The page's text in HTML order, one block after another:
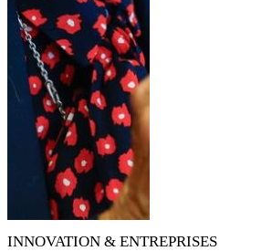
INNOVATION & ENTREPRISES